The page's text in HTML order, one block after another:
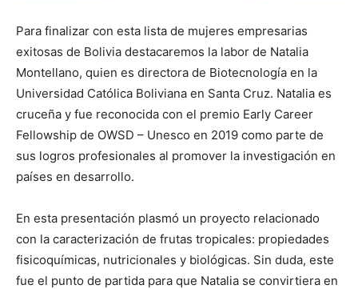
Para finalizar con esta lista de mujeres empresarias
exitosas de Bolivia destacaremos la labor de Natalia
Montellano, quien es directora de Biotecnología en la
Universidad Católica Boliviana en Santa Cruz. Natalia es
cruceña y fue reconocida con el premio Early Career
Fellowship de OWSD – Unesco en 2019 como parte de
sus logros profesionales al promover la investigación en
países en desarrollo.
En esta presentación plasmó un proyecto relacionado
con la caracterización de frutas tropicales: propiedades
fisicoquímicas, nutricionales y biológicas. Sin duda, este
fue el punto de partida para que Natalia se convirtiera en